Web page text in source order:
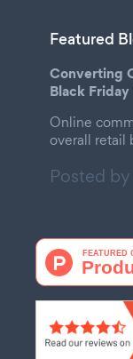
Featured
Converting
Black
Online
overall retail
Posted